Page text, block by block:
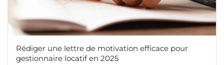
Rédiger une lettre de motivation efficace pour
gestionnaire locatif en 2025